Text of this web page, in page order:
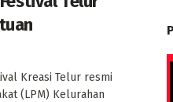
Kreasi Telur resmi
(LPM) Kelurahan